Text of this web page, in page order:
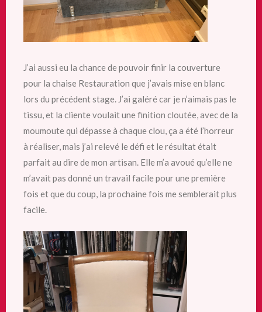
J’ai aussi eu la chance de pouvoir finir la couverture
pour la chaise Restauration que j’avais mise en blanc
lors du précédent stage. J’ai galéré car je n’aimais pas le
tissu, et la cliente voulait une finition cloutée, avec de la
moumoute qui dépasse à chaque clou, ça a été l’horreur
à réaliser, mais j’ai relevé le défi et le résultat était
parfait au dire de mon artisan. Elle m’a avoué qu’elle ne
m’avait pas donné un travail facile pour une première
fois et que du coup, la prochaine fois me semblerait plus
facile.